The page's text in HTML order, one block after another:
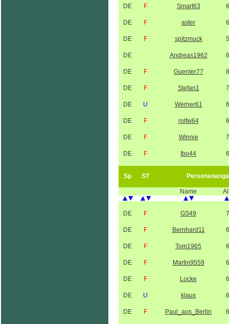
DE F Smart63
DE F aster
DE F spitzmuck
DE Andreas1962
DE F Guenter77
DE F Stefan1
DE U Werner61
DE F rolfw64
DE F Winnie
DE F Ibo44
Sp ST
Name
DE F GS49
DE F Bernhard11
DE F Tom1965
DE F Martin9559
DE F Locke
DE U klaus
DE F Paul_aus_Berlin